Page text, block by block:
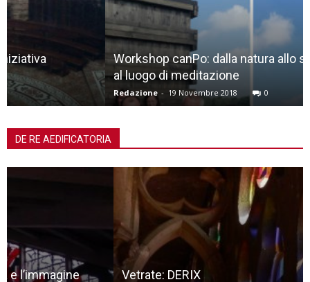
Workshop canPo: dalla natura allo spazio liminale,
al luogo di meditazione
Redazione 19 Novembre 2018 0
DE RE AEDIFICATORIA
Vetrate: DERIX